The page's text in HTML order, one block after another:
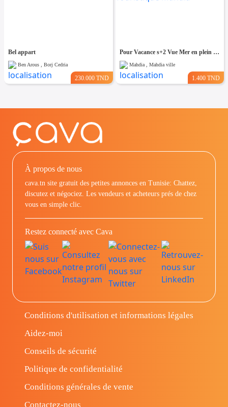
Bel appart
Ben Arous , Borj Cedria
230.000 TND
Pour Vacance s+2 Vue Mer en plein Zone Touristique Mahdia
Mahdia , Mahdia ville
1.400 TND
À propos de nous
cava.tn site gratuit des petites annonces en Tunisie: Chattez,
discutez et négociez. Les vendeurs et acheteurs prés de chez
vous en simple clic.
Restez connecté avec Cava
Conditions d'utilisation et informations légales
Aidez-moi
Conseils de sécurité
Politique de confidentialité
Conditions générales de vente
Contactez-nous